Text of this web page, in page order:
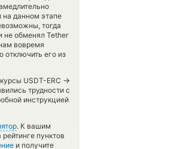
на данном этапе
тогда
не обменял Tether
вовремя
его из
USDT-ERC →
трудности с
инструкцией
. К вашим
пунктов
и получите